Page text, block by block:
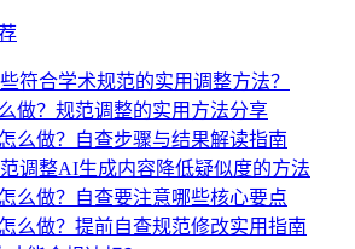
符合学术规范的实用调整方法？
做？规范调整的实用方法分享
么做？自查步骤与结果解读指南
调整AI生成内容降低疑似度的方法
么做？自查要注意哪些核心要点
么做？提前自查规范修改实用指南